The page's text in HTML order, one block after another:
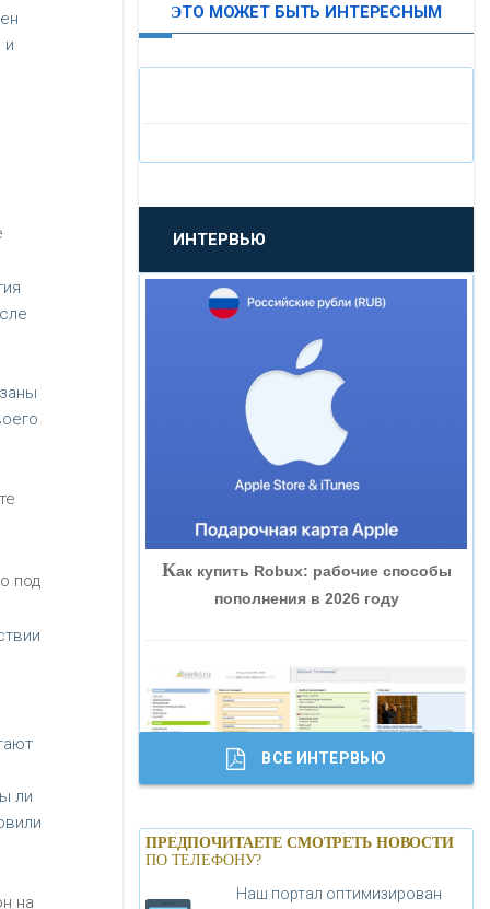
и
под
ли
на
«ПРОМСВЯЗЬБАНК»
«НОВИКОМБАНК»
«СМП БАНК»
«ВНЕШПРОМБАНК»
«БАНК ГЛОБЭКС»
«ТРАСТ»
«ГАЗПРОМБАНК»
«МОСКОВСКИЙ КРЕДИТНЫЙ
БАНК»
ЭТО МОЖЕТ БЫТЬ ИНТЕРЕСНЫМ
ИНТЕРВЬЮ
Как купить Robux: рабочие способы
пополнения в 2026 году
Банки.ру обновил логотип впервые за
19 лет - «Лента новостей»
ВСЕ ИНТЕРВЬЮ
ПРЕДПОЧИТАЕТЕ СМОТРЕТЬ НОВОСТИ
ПО ТЕЛЕФОНУ?
Наш портал оптимизирован